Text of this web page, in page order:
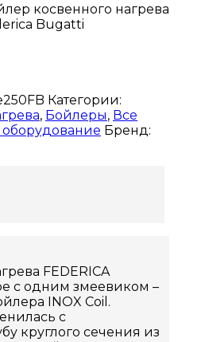
косвенного нагрева
Bugatti
Категории:
, Бойлеры, Все
Бренд:
FEDERICA
с одним змеевиком –
INOX Coil.
с
круглого сечения из